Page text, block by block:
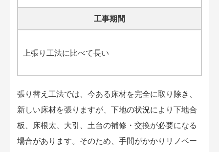
工事期間
上張り工法に比べて長い
張り替え工法では、今ある床材を完全に取り除き、
新しい床材を張りますが、下地の状況により下地合
板、床根太、大引、土台の補修・交換が必要になる
場合があります。そのため、手間がかかりリノベー